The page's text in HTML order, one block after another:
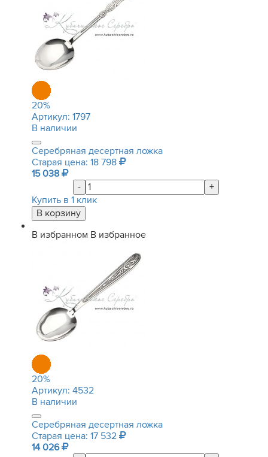
20%
Артикул: 1797
В наличии
Серебряная десертная ложка
Старая цена: 18 798
15 038
-
+
Купить в 1 клик
В избранном В избранное
20%
Артикул: 4532
В наличии
Серебряная десертная ложка
Старая цена: 17 532
14 026